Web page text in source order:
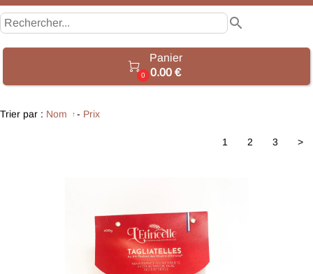
search

0
Panier
0.00 €
Trier par : Nom - Prix
1 2 3 >